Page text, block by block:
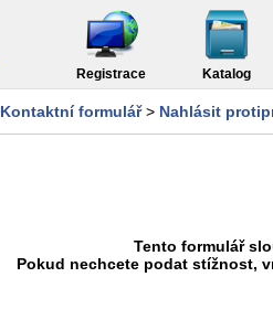
Registrace Katalog
Kontaktní formulář> Nahlásit
Tento formulář
Pokud nechcete podat stížnost,